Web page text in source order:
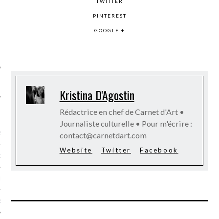
CARAVELLE
CARAVELLE
PODCAST
PINTEREST
GOOGLE +
Kristina D'Agostin
Rédactrice en chef de Carnet d'Art •
Journaliste culturelle • Pour m'écrire :
contact@carnetdart.com
Website Twitter Facebook